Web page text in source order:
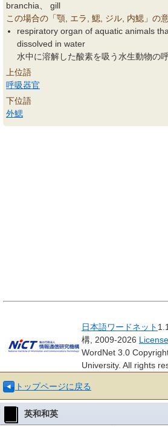
branchia、 gill
この場合の「顎, エラ, 鰓, ジル, 内鰓」の
respiratory organ of aquatic animals
dissolved in water
水中に溶解した酸素を吸う水生動物の
上位語
呼吸器官
下位語
外鰓
日本語ワードネット
構, 2009-2026 License
WordNet 3.0
University. All rights
トップページに戻る
英和和英